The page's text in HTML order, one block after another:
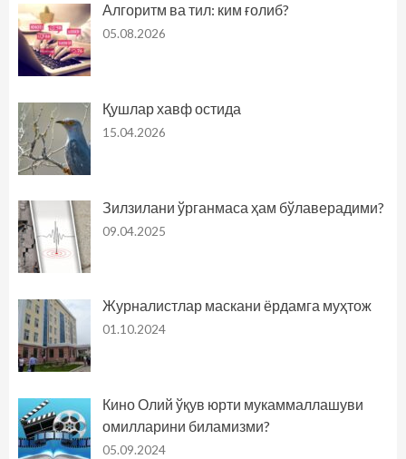
Алгоритм ва тил: ким ғолиб?
05.08.2026
Қушлар хавф остида
15.04.2026
Зилзилани ўрганмаса ҳам бўлаверадими?
09.04.2025
Журналистлар маскани ёрдамга муҳтож
01.10.2024
Кино Олий ўқув юрти мукаммаллашуви
омилларини биламизми?
05.09.2024